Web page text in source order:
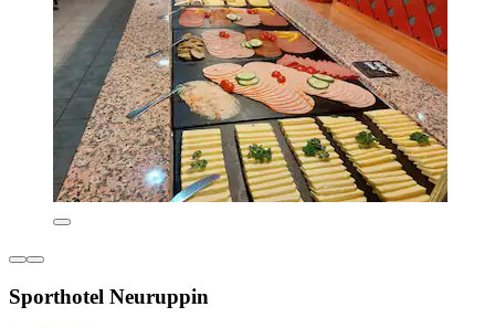
Sporthotel Neuruppin